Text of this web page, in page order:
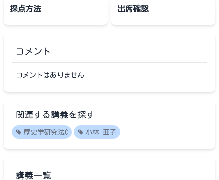
採点方法 出席確認
コメント
コメントはありません
関連する講義を探す
歴史学研究法C 小林 亜子
講義一覧